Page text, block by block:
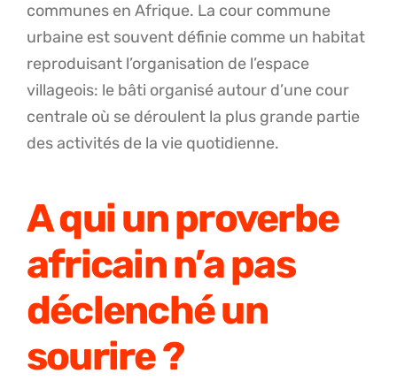
communes en Afrique. La cour commune
urbaine est souvent définie comme un habitat
reproduisant l’organisation de l’espace
villageois: le bâti organisé autour d’une cour
centrale où se déroulent la plus grande partie
des activités de la vie quotidienne.
A qui un proverbe
africain n’a pas
déclenché un
sourire ?